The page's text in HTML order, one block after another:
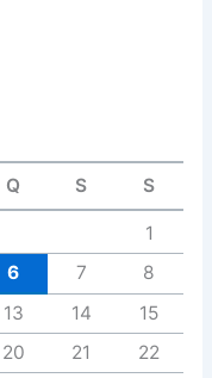
Q S S
1
6 7
8
13 14
15
20 21
22